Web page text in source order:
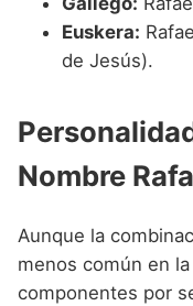
Euskera:
de Jesús).
Nombre
Aunque la
menos común en
componentes por